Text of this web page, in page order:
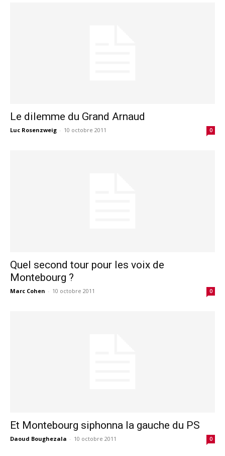
Le dilemme du Grand Arnaud
Luc Rosenzweig - 10 octobre 2011 0
Quel second tour pour les voix de
Montebourg ?
Marc Cohen - 10 octobre 2011 0
Et Montebourg siphonna la gauche du PS
Daoud Boughezala - 10 octobre 2011 0